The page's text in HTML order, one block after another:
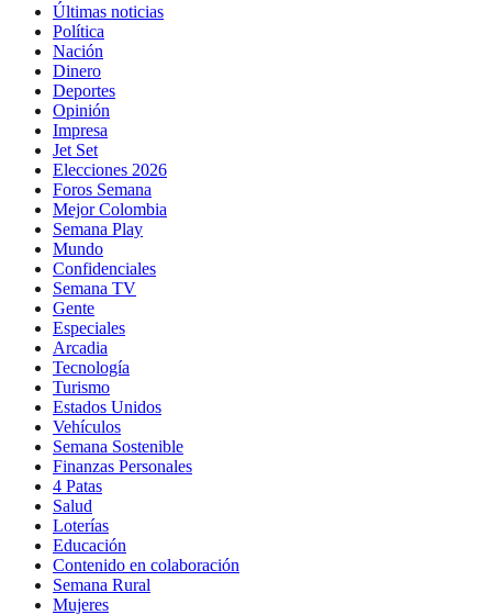
Últimas noticias
Política
Nación
Dinero
Deportes
Opinión
Impresa
Jet Set
Elecciones 2026
Foros Semana
Mejor Colombia
Semana Play
Mundo
Confidenciales
Semana TV
Gente
Especiales
Arcadia
Tecnología
Turismo
Estados Unidos
Vehículos
Semana Sostenible
Finanzas Personales
4 Patas
Salud
Loterías
Educación
Contenido en colaboración
Semana Rural
Mujeres